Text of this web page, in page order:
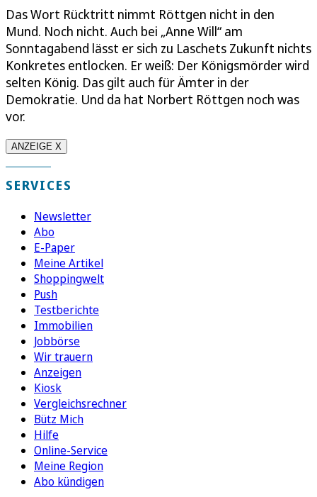
Das Wort Rücktritt nimmt Röttgen nicht in den
Mund. Noch nicht. Auch bei „Anne Will“ am
Sonntagabend lässt er sich zu Laschets Zukunft nichts
Konkretes entlocken. Er weiß: Der Königsmörder wird
selten König. Das gilt auch für Ämter in der
Demokratie. Und da hat Norbert Röttgen noch was
vor.
ANZEIGE X
SERVICES
Newsletter
Abo
E-Paper
Meine Artikel
Shoppingwelt
Push
Testberichte
Immobilien
Jobbörse
Wir trauern
Anzeigen
Kiosk
Vergleichsrechner
Bütz Mich
Hilfe
Online-Service
Meine Region
Abo kündigen